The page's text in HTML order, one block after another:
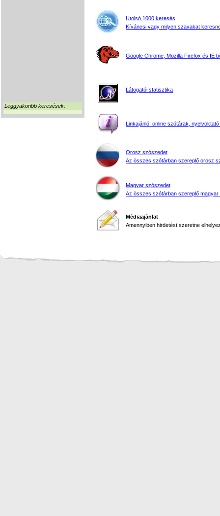
Leggyakoribb keresések:
Utolsó 1000 keresés
Kíváncsi vagy milyen szavakat
Google Chrome, Mozilla Firefox és IE
Látogatói statisztika
Linkajánló: online szótárak, nyelvoktató
Orosz szószedet
Az összes szótárban szereplő orosz
Magyar szószedet
Az összes szótárban szereplő magyar
Médiaajánlat
Amennyiben hirdetést szeretne